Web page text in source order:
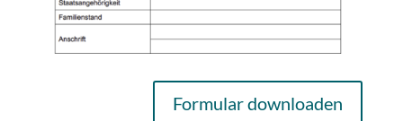
Formular downloaden